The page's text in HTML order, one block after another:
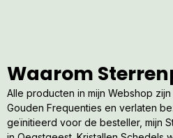
Waarom
Alle producten in mijn Webshop
Gouden Frequenties en verlaten
geïnitieerd voor de besteller, mijn